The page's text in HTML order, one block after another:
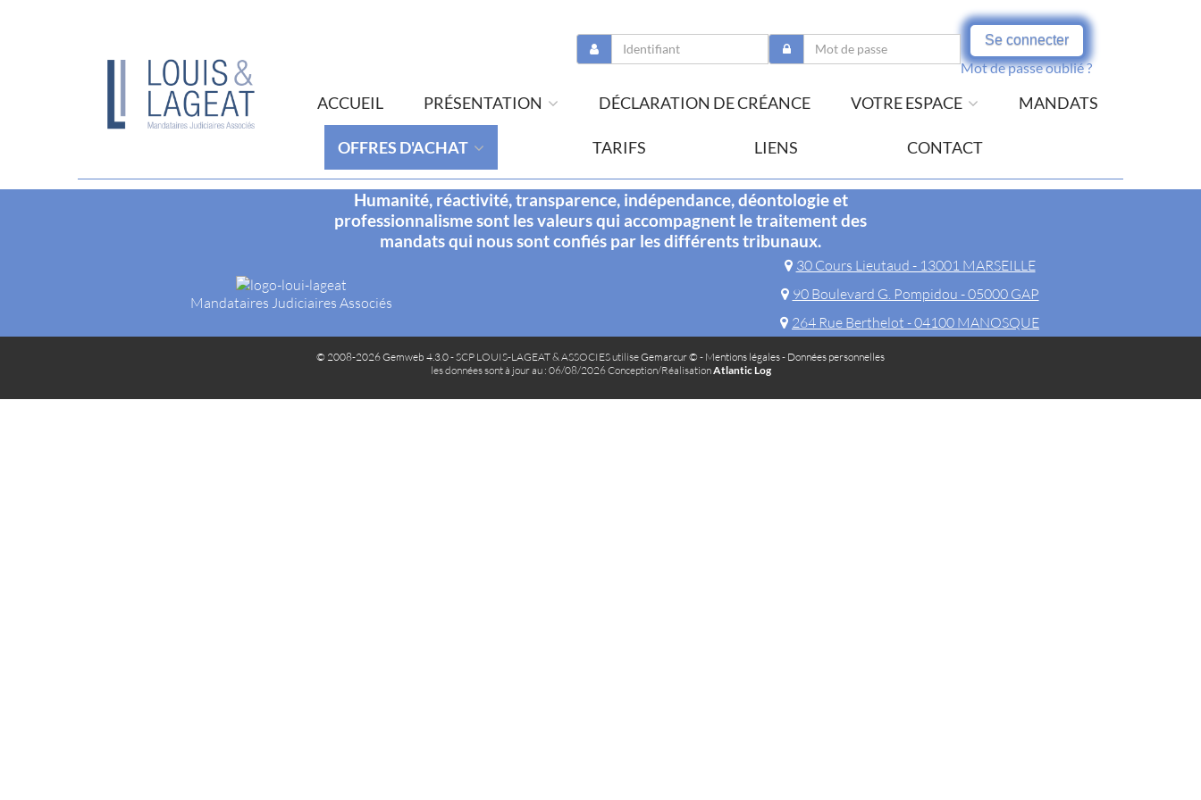
Se connecter
Mot de passe oublié ?
ACCUEIL PRÉSENTATION DÉCLARATION DE CRÉANCE VOTRE ESPACE MANDATS
OFFRES D'ACHAT TARIFS LIENS CONTACT
Mandataires Judiciaires Associés
Humanité, réactivité, transparence, indépendance, déontologie et
professionnalisme sont les valeurs qui accompagnent le traitement des
mandats qui nous sont confiés par les différents tribunaux.
30 Cours Lieutaud - 13001 MARSEILLE
90 Boulevard G. Pompidou - 05000 GAP
264 Rue Berthelot - 04100 MANOSQUE
© 2008-2026 Gemweb 4.3.0- SCP LOUIS-LAGEAT & ASSOCIES utiliseGemarcur © - Mentions légales- Données personnelles
les données sont à jour au : 06/08/2026 Conception/RéalisationAtlantic Log